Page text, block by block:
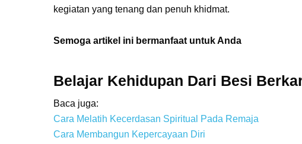
kegiatan yang tenang dan penuh khidmat.
Semoga artikel ini bermanfaat untuk Anda
Belajar Kehidupan Dari Besi
Baca juga:
Cara Melatih Kecerdasan Spiritual Pada Remaja
Cara Membangun Kepercayaan Diri